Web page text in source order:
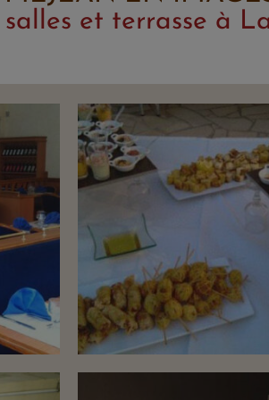
salles et terrasse à